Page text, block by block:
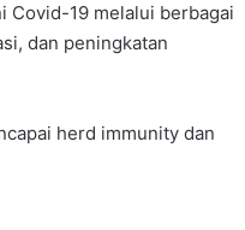
Covid-19 melalui berbagai
dan peningkatan
herd immunity dan